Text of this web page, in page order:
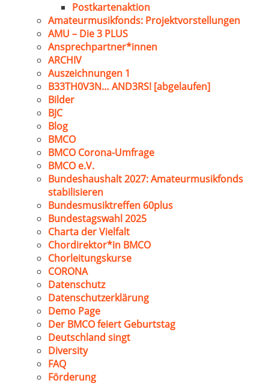
Postkartenaktion
Amateurmusikfonds: Projektvorstellungen
AMU – Die 3 PLUS
Ansprechpartner*innen
ARCHIV
Auszeichnungen 1
B33TH0V3N… AND3RS! [abgelaufen]
Bilder
BJC
Blog
BMCO
BMCO Corona-Umfrage
BMCO e.V.
Bundeshaushalt 2027: Amateurmusikfonds
stabilisieren
Bundesmusiktreffen 60plus
Bundestagswahl 2025
Charta der Vielfalt
Chordirektor*in BMCO
Chorleitungskurse
CORONA
Datenschutz
Datenschutzerklärung
Demo Page
Der BMCO feiert Geburtstag
Deutschland singt
Diversity
FAQ
Förderung